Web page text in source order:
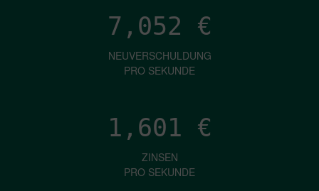
7,052 €
NEUVERSCHULDUNG
PRO SEKUNDE
1,601 €
ZINSEN
PRO SEKUNDE